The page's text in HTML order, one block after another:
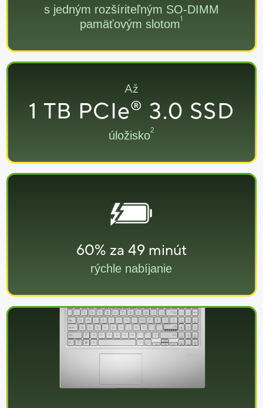
s jedným rozšíriteľným SO-DIMM
pamäťovým slotom1
Až
1 TB PCIe® 3.0 SSD
úložisko2
60% za 49 minút
rýchle nabíjanie